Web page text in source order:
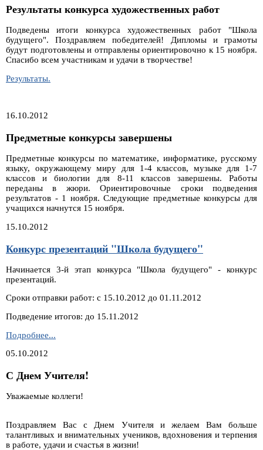
Результаты конкурса художественных работ
Подведены итоги конкурса художественных работ "Школа
будущего". Поздравляем победителей! Дипломы и грамоты
будут подготовлены и отправлены ориентировочно к 15 ноября.
Спасибо всем участникам и удачи в творчестве!
Результаты.
16.10.2012
Предметные конкурсы завершены
Предметные конкурсы по математике, информатике, русскому
языку, окружающему миру для 1-4 классов, музыке для 1-7
классов и биологии для 8-11 классов завершены. Работы
переданы в жюри. Ориентировочные сроки подведения
результатов - 1 ноября. Следующие предметные конкурсы для
учащихся начнутся 15 ноября.
15.10.2012
Конкурс презентаций "Школа будущего"
Начинается 3-й этап конкурса "Школа будущего" - конкурс
презентаций.
Сроки отправки работ: с 15.10.2012 до 01.11.2012
Подведение итогов: до 15.11.2012
Подробнее...
05.10.2012
С Днем Учителя!
Уважаемые коллеги!
Поздравляем Вас с Днем Учителя и желаем Вам больше
талантливых и внимательных учеников, вдохновения и терпения
в работе, удачи и счастья в жизни!